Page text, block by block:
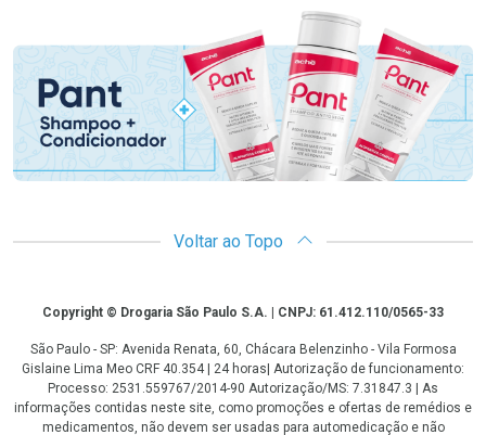
Promoção em Destaque
Voltar ao Topo
CopyrightCopyright © Drogaria São Paulo S.A. | CNPJ: 61.412.110/0565-33
São Paulo - SP: Avenida Renata, 60, Chácara Belenzinho - Vila Formosa
Gislaine Lima Meo CRF 40.354 | 24 horas| Autorização de funcionamento:
Processo: 2531.559767/2014-90 Autorização/MS: 7.31847.3 | As
informações contidas neste site, como promoções e ofertas de remédios e
medicamentos, não devem ser usadas para automedicação e não